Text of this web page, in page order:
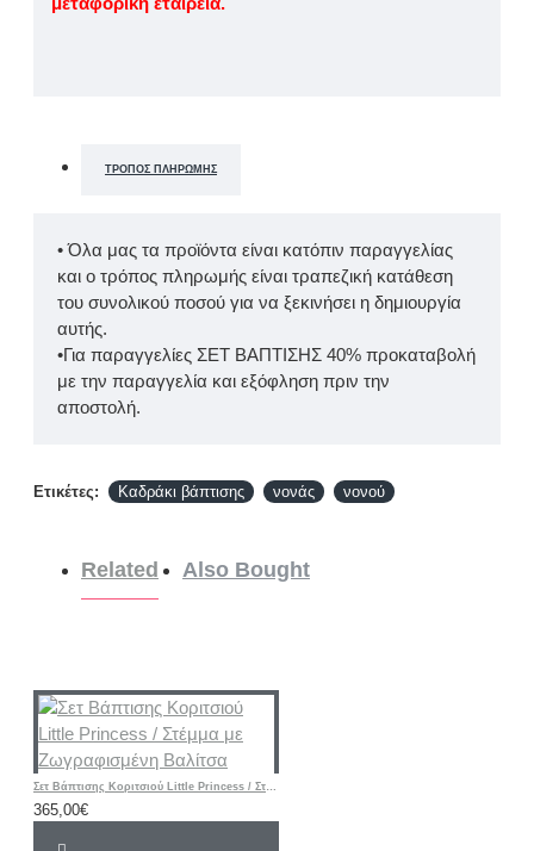
ΤΡΌΠΟΣ ΠΛΗΡΩΜΉΣ
• Όλα μας τα προϊόντα είναι κατόπιν παραγγελίας
και ο τρόπος πληρωμής είναι τραπεζική κατάθεση
του συνολικού ποσού για να ξεκινήσει η δημιουργία
αυτής.
•Για παραγγελίες ΣΕΤ ΒΑΠΤΙΣΗΣ 40% προκαταβολή
με την παραγγελία και εξόφληση πριν την
αποστολή.
Ετικέτες: Καδράκι βάπτισης νονάς νονού
Related Also Bought
Σετ Βάπτισης Κοριτσιού Little Princess / Στέμμα με Ζωγραφισμένη Βαλίτσα
365,00€